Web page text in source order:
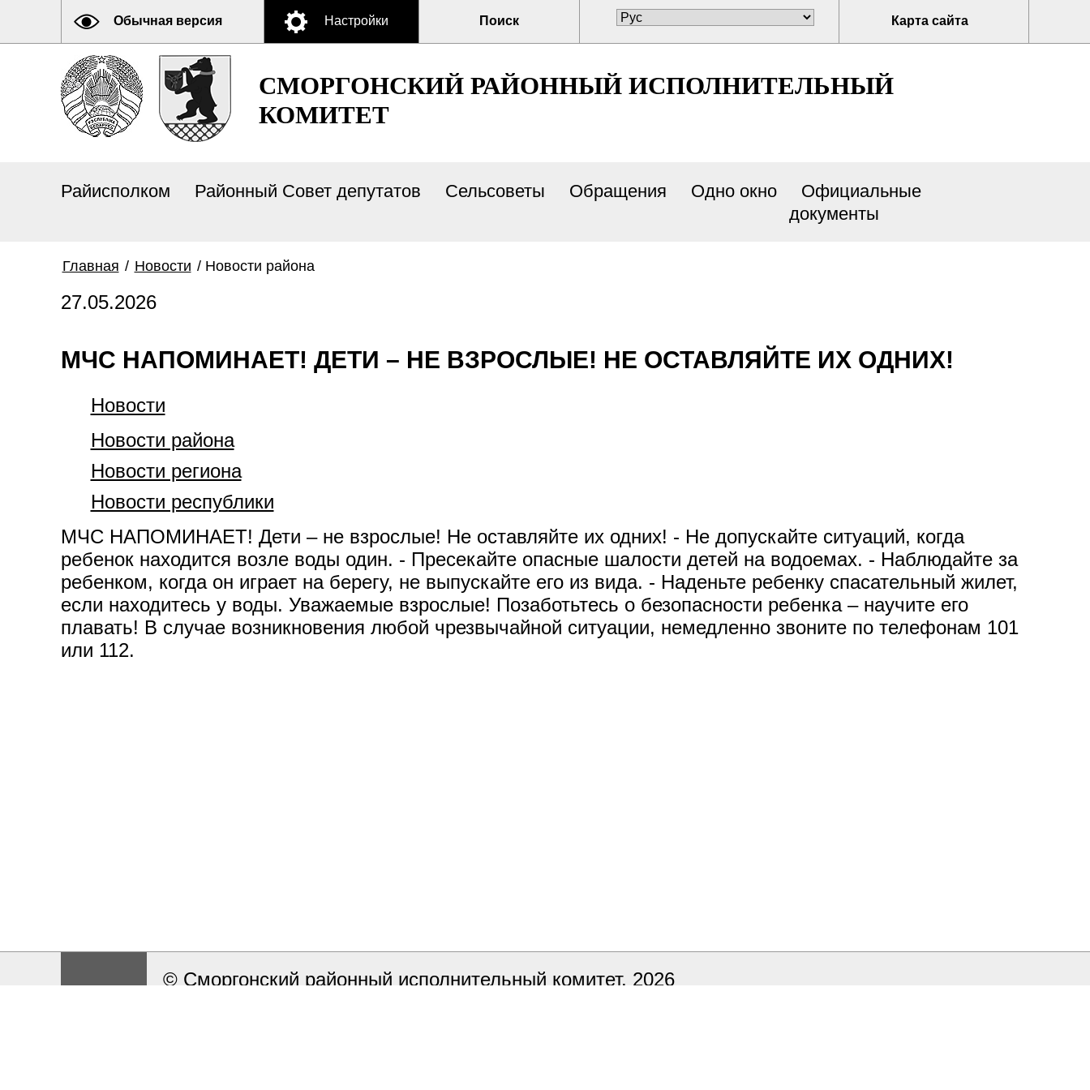
Обычная версия Настройки Поиск Карта сайта
СМОРГОНСКИЙ РАЙОННЫЙ ИСПОЛНИТЕЛЬНЫЙ
КОМИТЕТ
Райисполком Районный Совет депутатов Сельсоветы Обращения Одно окно
Официальные
документы
Главная / Новости / Новости района
27.05.2026
МЧС НАПОМИНАЕТ! ДЕТИ – НЕ ВЗРОСЛЫЕ! НЕ ОСТАВЛЯЙТЕ ИХ ОДНИХ!
Новости
Новости района
Новости региона
Новости республики
МЧС НАПОМИНАЕТ! Дети – не взрослые! Не оставляйте их одних! - Не допускайте ситуаций, когда
ребенок находится возле воды один. - Пресекайте опасные шалости детей на водоемах. - Наблюдайте за
ребенком, когда он играет на берегу, не выпускайте его из вида. - Наденьте ребенку спасательный жилет,
если находитесь у воды. Уважаемые взрослые! Позаботьтесь о безопасности ребенка – научите его
плавать! В случае возникновения любой чрезвычайной ситуации, немедленно звоните по телефонам 101
или 112.
© Сморгонский районный исполнительный комитет, 2026